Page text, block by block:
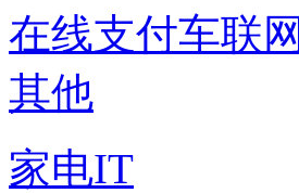
在线支付车联网
其他
家电IT